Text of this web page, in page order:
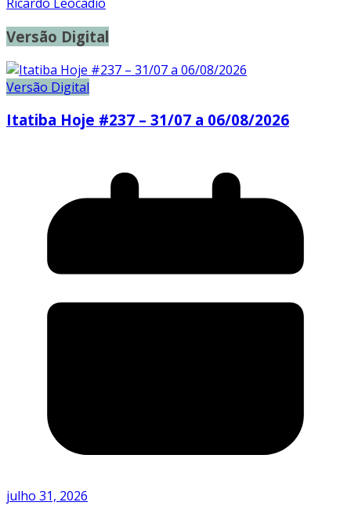
Versão Digital
Versão Digital
Itatiba Hoje #237 – 31/07 a 06/08/2026
julho 31, 2026